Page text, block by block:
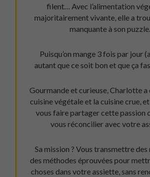
filent… Avec l’alimentation
majoritairement vivante, elle a
manquante à son puzzle.
Puisqu’on mange 3 fois par jour
autant que ce soit bon et que ça
Gourmande et curieuse, Charlotte
cuisine végétale et la cuisine crue,
vous faire partager cette passion
vous réconcilier avec votre
Sa mission ? Vous transmettre
des méthodes éprouvées pour
choses dans votre assiette, sans